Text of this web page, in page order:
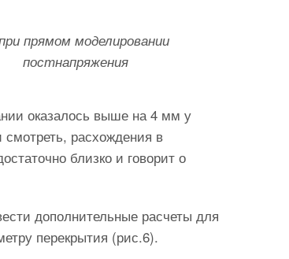
прямом моделировании
постнапряжения
оказалось выше на 4 мм у
расхождения в
близко и говорит о
дополнительные расчеты для
перекрытия (рис.6).